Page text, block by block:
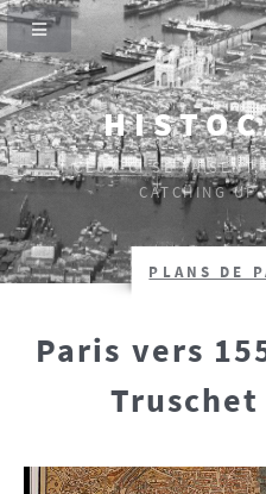
SI CEUX-CI SE TAISENT,
CATCHING UP
PLANS DE
Paris vers